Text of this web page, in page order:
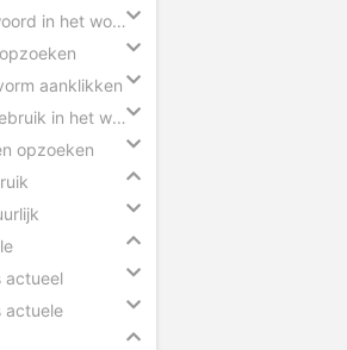
voltooid deelwoord in het woordenboek
aanklikken
figuurlijk taalgebruik in het woordenboek
opzoeken
actueel
actuele